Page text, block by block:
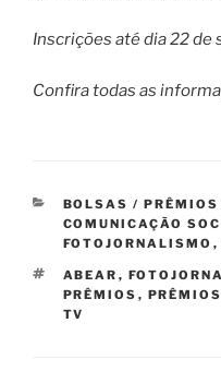
Inscrições até dia 22 de
Confira todas as
CATEGORIAS
BOLSAS / PRÊMIOS
COMUNICAÇÃO
FOTOJORNALISMO ,
TAGS
ABEAR ,
PRÊMIOS ,
TV